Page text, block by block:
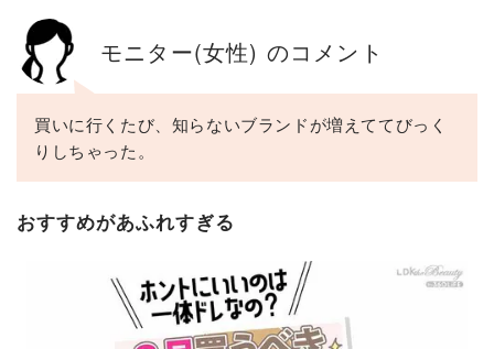
モニター(女性) のコメント
買いに行くたび、知らないブランドが増えててびっく
りしちゃった。
おすすめがあふれすぎる